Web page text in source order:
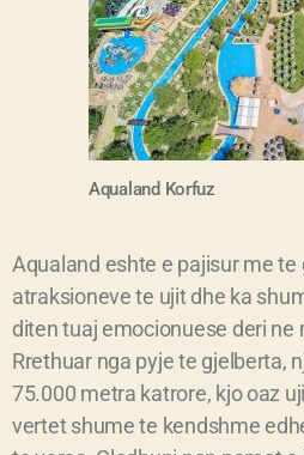
Aqualand Korfuz
Aqualand eshte e pajisur me te
atraksioneve te ujit dhe ka
diten tuaj emocionuese deri ne
Rrethuar nga pyje te gjelberta,
75.000 metra katrore, kjo oaz
vertet shume te kendshme